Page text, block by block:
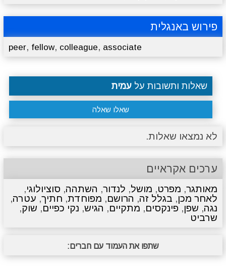
פירוש באנגלית
peer, fellow, colleague, associate
שאלות ותשובות על עמית
שאלו שאלה
לא נמצאו שאלות.
ערכים אקראיים
מאותגר, מפרט, מושל, לנדור, השתהה, סוציולוגי,
לאחר מכן, בגלל זה, הרושם, מפוחדת, חתיך, עטרה,
נגה, שפן, פינקסים, מתקיים, הגיש, נקי כפיים, שוק,
שרביט
שתפו את העמוד עם חברים: